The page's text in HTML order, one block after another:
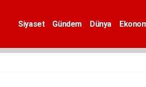
Siyaset Gündem Dünya